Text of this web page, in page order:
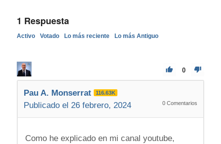
1 Respuesta
Activo Votado Lo más reciente Lo más Antiguo
0
Pau A. Monserrat 116.63K
Publicado el 26 febrero, 2024 0 Comentarios
Como he explicado en mi canal youtube,